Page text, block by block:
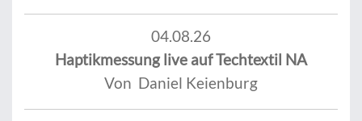
04.08.26
Haptikmessung live auf Techtextil NA
Von Daniel Keienburg